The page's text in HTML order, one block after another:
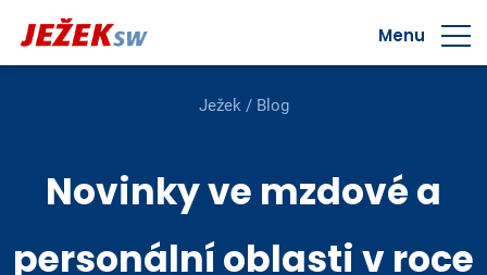
Menu
Ježek/ Blog
Novinky ve mzdové a
personální oblasti v roce